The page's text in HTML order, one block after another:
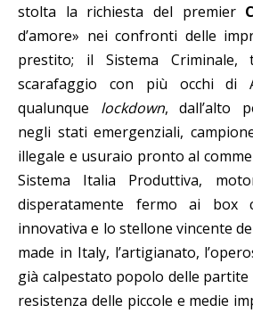
stolta la richiesta del premier
d’amore» nei confronti delle
prestito; il Sistema Criminale,
scarafaggio con più occhi di
qualunque lockdown, dall’alto
negli stati emergenziali,
illegale e usuraio pronto al
Sistema Italia Produttiva,
disperatamente fermo ai
innovativa e lo stellone vincente
made in Italy, l’artigianato,
già calpestato popolo delle partite
resistenza delle piccole e medie